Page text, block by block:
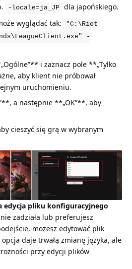
-locale=ja_JP
dla japońskiego.
wyglądać tak:
"C:\Riot
-
i zaznacz pole **„Tylko
aby klient nie próbował
uruchomieniu.
a następnie **„OK”**, aby
cieszyć się grą w wybranym
edycja pliku konfiguracyjnego
zadziała lub preferujesz
możesz edytować plik
daje trwałą zmianę języka, ale
przy edycji plików